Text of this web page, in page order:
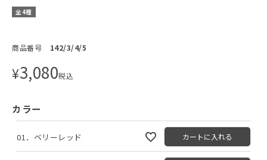
全4種
商品番号 142/3/4/5
¥3,080税込
カラー
01．ベリーレッド カートに入れる